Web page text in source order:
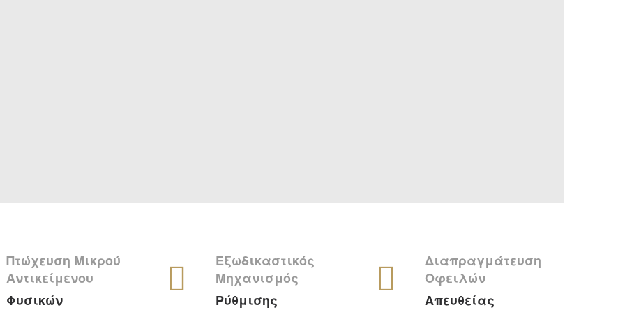
Πτώχευση Μικρού
Αντικείμενου
Φυσικών
Εξωδικαστικός
Μηχανισμός
Ρύθμισης
Διαπραγμάτευση
Οφειλών
Απευθείας